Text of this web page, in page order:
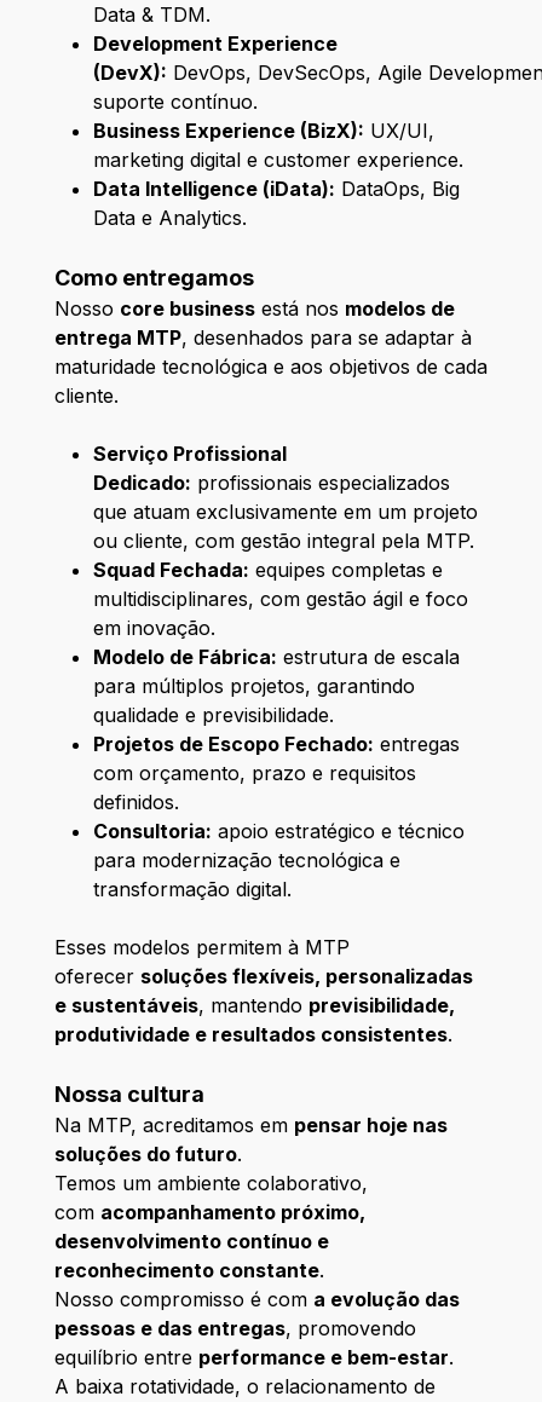
Data & TDM.
Development Experience
(DevX): DevOps, DevSecOps, Agile
suporte contínuo.
Business Experience (BizX): UX/UI,
marketing digital e customer experience.
Data Intelligence (iData): DataOps, Big
Data e Analytics.
Como entregamos
Nosso core businessestá nos modelos de
entrega MTP, desenhados para se adaptar à
maturidade tecnológica e aos objetivos de cada
cliente.
Serviço Profissional
Dedicado: profissionais especializados
que atuam exclusivamente em um projeto
ou cliente, com gestão integral pela MTP.
Squad Fechada: equipes completas e
multidisciplinares, com gestão ágil e foco
em inovação.
Modelo de Fábrica: estrutura de escala
para múltiplos projetos, garantindo
qualidade e previsibilidade.
Projetos de Escopo Fechado: entregas
com orçamento, prazo e requisitos
definidos.
Consultoria: apoio estratégico e técnico
para modernização tecnológica e
transformação digital.
Esses modelos permitem à MTP
oferecer soluções flexíveis, personalizadas
e sustentáveis, mantendo previsibilidade,
produtividade e resultados consistentes.
Nossa cultura
Na MTP, acreditamos em pensar hoje nas
soluções do futuro.
Temos um ambiente colaborativo,
com acompanhamento próximo,
desenvolvimento contínuo e
reconhecimento constante.
Nosso compromisso é com a evolução das
pessoas e das entregas, promovendo
equilíbrio entre performance e bem-estar.
A baixa rotatividade, o relacionamento de